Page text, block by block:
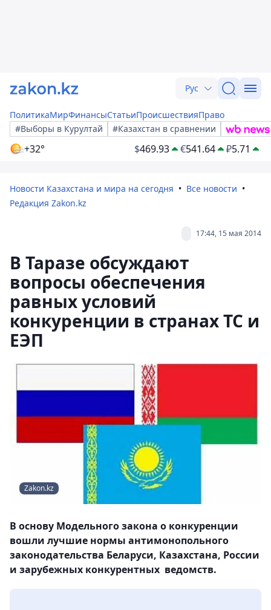
Рус
ПолитикаМирФинансыСтатьиПроисшествияПраво
#Выборы в Курултай
#Казахстан в сравнении
+32° $469.93 €541.64 ₽5.71
Новости Казахстана и мира на сегодня
Все новости
Редакция Zakon.kz
17:44, 15 мая 2014
В Таразе обсуждают
вопросы обеспечения
равных условий
конкуренции в странах ТС и
ЕЭП
Zakon.kz
В основу Модельного закона о конкуренции
вошли лучшие нормы антимонопольного
законодательства Беларуси, Казахстана, России
и зарубежных конкурентных ведомств.